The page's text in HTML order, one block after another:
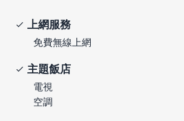
上網服務
免費無線上網
主題飯店
電視
空調